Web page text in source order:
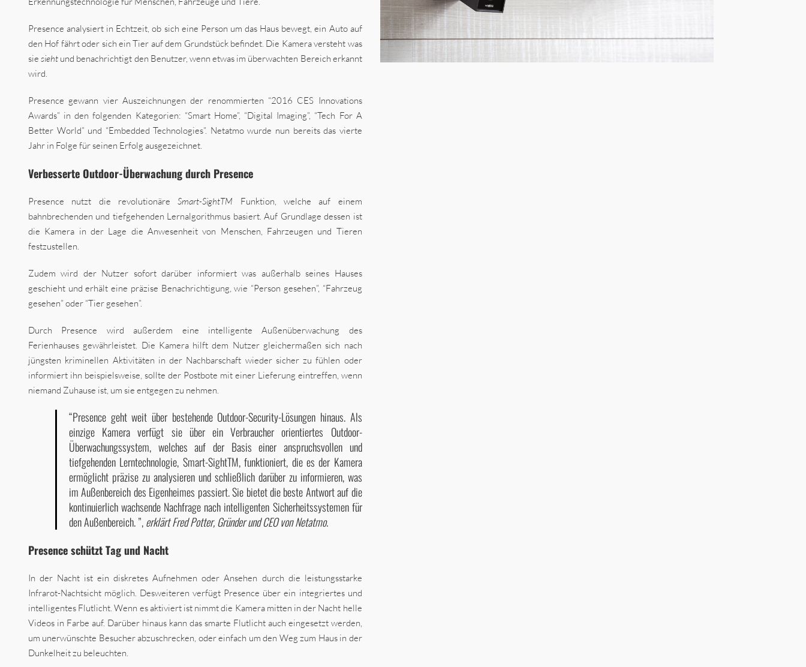
Presence analysiert in Echtzeit, ob sich eine Person um das Haus bewegt, ein Auto auf
den Hof fährt oder sich ein Tier auf dem Grundstück befindet. Die Kamera versteht was
siesieht und benachrichtigt den Benutzer, wenn etwas im überwachten Bereich erkannt
wird.
Presence gewann vier Auszeichnungen der renommierten “2016 CES Innovations
Awards” in den folgenden Kategorien: “Smart Home”, “Digital Imaging”, “Tech For A
Better World” und “Embedded Technologies”. Netatmo wurde nun bereits das vierte
Jahr in Folge für seinen Erfolg ausgezeichnet.
Verbesserte Outdoor-Überwachung durch Presence
Presence nutzt die revolutionäreSmart-SightTM Funktion, welche auf einem
bahnbrechenden und tiefgehenden Lernalgorithmus basiert. Auf Grundlage dessen ist
die Kamera in der Lage die Anwesenheit von Menschen, Fahrzeugen und Tieren
festzustellen.
Zudem wird der Nutzer sofort darüber informiert was außerhalb seines Hauses
geschieht und erhält eine präzise Benachrichtigung, wie “Person gesehen”, “Fahrzeug
gesehen” oder “Tier gesehen”.
Durch Presence wird außerdem eine intelligente Außenüberwachung des
Ferienhauses gewährleistet. Die Kamera hilft dem Nutzer gleichermaßen sich nach
jüngsten kriminellen Aktivitäten in der Nachbarschaft wieder sicher zu fühlen oder
informiert ihn beispielsweise, sollte der Postbote mit einer Lieferung eintreffen, wenn
niemand Zuhause ist, um sie entgegen zu nehmen.
“Presence geht weit über bestehende Outdoor-Security-Lösungen hinaus. Als
einzige Kamera verfügt sie über ein Verbraucher orientiertes Outdoor-
Überwachungssystem, welches auf der Basis einer anspruchsvollen und
tiefgehenden Lerntechnologie, Smart-SightTM, funktioniert, die es der Kamera
ermöglicht präzise zu analysieren und schließlich darüber zu informieren, was
im Außenbereich des Eigenheimes passiert. Sie bietet die beste Antwort auf die
kontinuierlich wachsende Nachfrage nach intelligenten Sicherheitssystemen für
den Außenbereich. ”,erklärt Fred Potter, Gründer und CEO von Netatmo.
Presence schützt Tag und Nacht
In der Nacht ist ein diskretes Aufnehmen oder Ansehen durch die leistungsstarke
Infrarot-Nachtsicht möglich. Desweiteren verfügt Presence über ein integriertes und
intelligentes Flutlicht. Wenn es aktiviert ist nimmt die Kamera mitten in der Nacht helle
Videos in Farbe auf. Darüber hinaus kann das smarte Flutlicht auch eingesetzt werden,
um unerwünschte Besucher abzuschrecken, oder einfach um den Weg zum Haus in der
Dunkelheit zu beleuchten.